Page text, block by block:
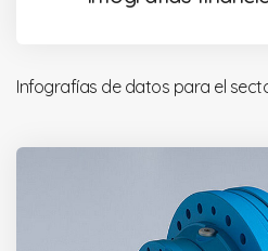
Infografías de datos para el